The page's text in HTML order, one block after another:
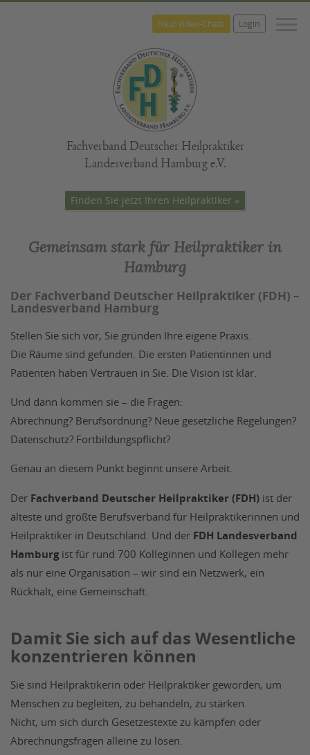
Neu! Video-Chats Login
Fachverband Deutscher Heilpraktiker
Landesverband Hamburg e.V.
Finden Sie jetzt Ihren Heilpraktiker »
Gemeinsam stark für Heilpraktiker in
Hamburg
Der Fachverband Deutscher Heilpraktiker (FDH) –
Landesverband Hamburg
Stellen Sie sich vor, Sie gründen Ihre eigene Praxis.
Die Räume sind gefunden. Die ersten Patientinnen und
Patienten haben Vertrauen in Sie. Die Vision ist klar.
Und dann kommen sie – die Fragen:
Abrechnung? Berufsordnung? Neue gesetzliche Regelungen?
Datenschutz? Fortbildungspflicht?
Genau an diesem Punkt beginnt unsere Arbeit.
Der Fachverband Deutscher Heilpraktiker (FDH) ist der
älteste und größte Berufsverband für Heilpraktikerinnen und
Heilpraktiker in Deutschland. Und der FDH Landesverband
Hamburg ist für rund 700 Kolleginnen und Kollegen mehr
als nur eine Organisation – wir sind ein Netzwerk, ein
Rückhalt, eine Gemeinschaft.
Damit Sie sich auf das Wesentliche
konzentrieren können
Sie sind Heilpraktikerin oder Heilpraktiker geworden, um
Menschen zu begleiten, zu behandeln, zu stärken.
Nicht, um sich durch Gesetzestexte zu kämpfen oder
Abrechnungsfragen alleine zu lösen.